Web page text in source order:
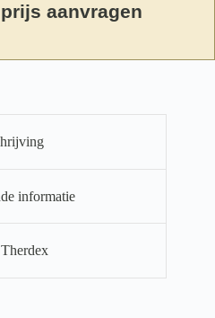
aanvragen
informatie